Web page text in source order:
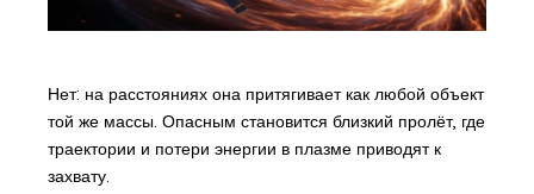
Нет: на расстояниях она притягивает как любой объект
той же массы. Опасным становится близкий пролёт, где
траектории и потери энергии в плазме приводят к
захвату.